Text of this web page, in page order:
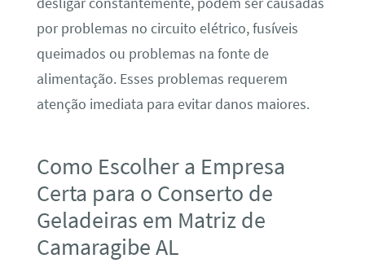
por problemas no circuito elétrico, fusíveis
queimados ou problemas na fonte de
alimentação. Esses problemas requerem
atenção imediata para evitar danos maiores.
Como Escolher a Empresa
Certa para o Conserto de
Geladeiras em Matriz de
Camaragibe AL